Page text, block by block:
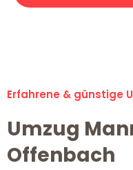
Erfahrene & günstige
Umzug
Offenbach